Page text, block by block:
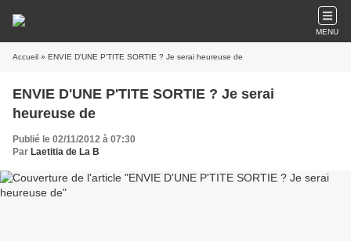
MENU
Accueil » ENVIE D'UNE P'TITE SORTIE ? Je serai heureuse de
ENVIE D'UNE P'TITE SORTIE ? Je serai
heureuse de
Publié le 02/11/2012 à 07:30
Par Laetitia de La B